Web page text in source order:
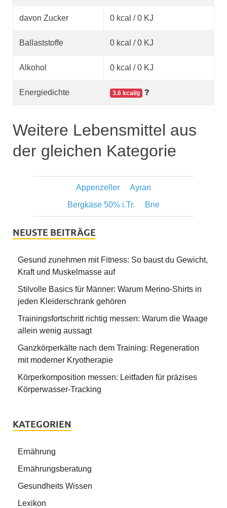
davon Zucker 0 kcal / 0 KJ
Ballaststoffe 0 kcal / 0 KJ
Alkohol 0 kcal / 0 KJ
Energiedichte 3.6 kcal/g
Weitere Lebensmittel aus
der gleichen Kategorie
Appenzeller
Ayran
Bergkäse 50% i.Tr.
Brie
NEUSTE BEITRÄGE
Gesund zunehmen mit Fitness: So baust du Gewicht,
Kraft und Muskelmasse auf
Stilvolle Basics für Männer: Warum Merino-Shirts in
jeden Kleiderschrank gehören
Trainingsfortschritt richtig messen: Warum die Waage
allein wenig aussagt
Ganzkörperkälte nach dem Training: Regeneration
mit moderner Kryotherapie
Körperkomposition messen: Leitfaden für präzises
Körperwasser-Tracking
KATEGORIEN
Ernährung
Ernährungsberatung
Gesundheits Wissen
Lexikon